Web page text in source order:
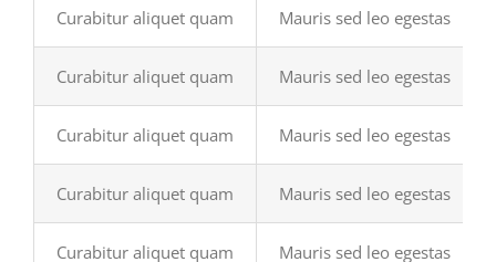
Curabitur aliquet quam Mauris sed leo egestas
Curabitur aliquet quam Mauris sed leo egestas
Curabitur aliquet quam Mauris sed leo egestas
Curabitur aliquet quam Mauris sed leo egestas
Curabitur aliquet quam Mauris sed leo egestas